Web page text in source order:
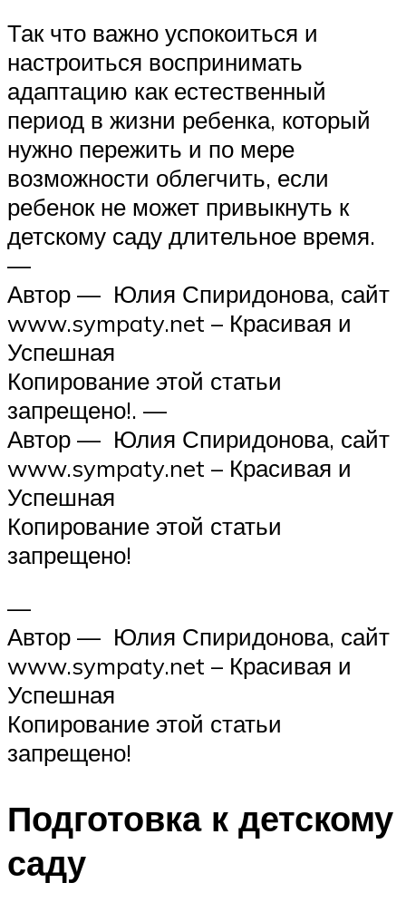
Так что важно успокоиться и
настроиться воспринимать
адаптацию как естественный
период в жизни ребенка, который
нужно пережить и по мере
возможности облегчить, если
ребенок не может привыкнуть к
детскому саду длительное время.
—
Автор — Юлия Спиридонова, сайт
www.sympaty.net – Красивая и
Успешная
Копирование этой статьи
запрещено!. —
Автор — Юлия Спиридонова, сайт
www.sympaty.net – Красивая и
Успешная
Копирование этой статьи
запрещено!
—
Автор — Юлия Спиридонова, сайт
www.sympaty.net – Красивая и
Успешная
Копирование этой статьи
запрещено!
Подготовка к детскому
саду